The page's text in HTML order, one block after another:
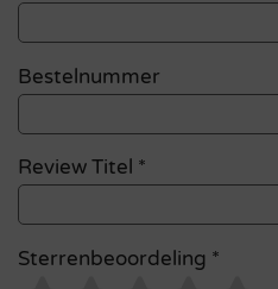
Bestelnummer
Review Titel *
Sterrenbeoordeling *